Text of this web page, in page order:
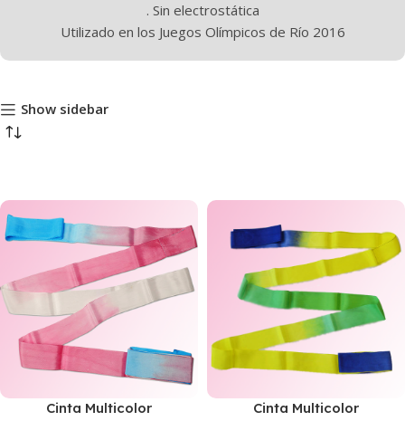
. Sin electrostática
Utilizado en los Juegos Olímpicos de Río 2016
Show sidebar
Cinta Multicolor
Cinta Multicolor